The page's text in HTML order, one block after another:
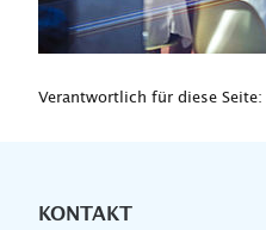
Verantwortlich für diese
KONTAKT